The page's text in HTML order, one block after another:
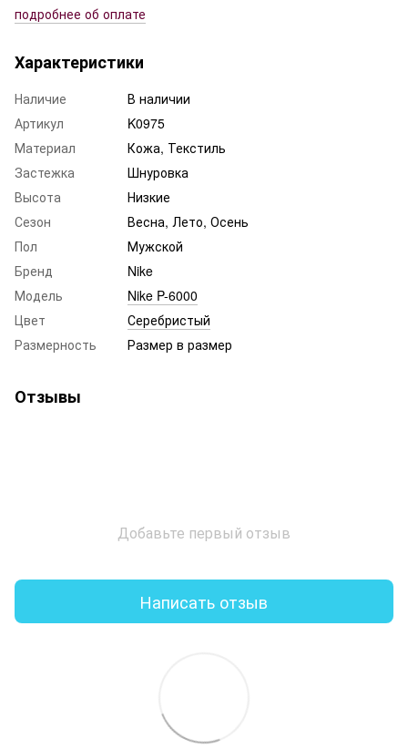
подробнее об оплате
Характеристики
Наличие
В наличии
Артикул
K0975
Материал
Кожа, Текстиль
Застежка
Шнуровка
Высота
Низкие
Сезон
Весна, Лето, Осень
Пол
Мужской
Бренд
Nike
Модель
Nike P-6000
Цвет
Серебристый
Размерность
Размер в размер
Отзывы
Добавьте первый отзыв
Написать отзыв